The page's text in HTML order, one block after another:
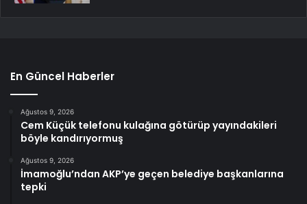
En Güncel Haberler
Ağustos 9, 2026
Cem Küçük telefonu kulağına götürüp yayındakileri
böyle kandırıyormuş
Ağustos 9, 2026
İmamoğlu’ndan AKP’ye geçen belediye başkanlarına
tepki